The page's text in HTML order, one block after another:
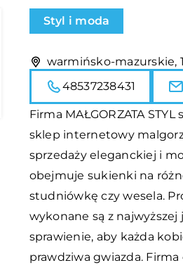
Styl i moda
warmińsko-mazurskie,
48537238431
Firma MAŁGORZATA
sklep internetowy
sprzedaży eleganckiej i
obejmuje sukienki na
studniówkę czy wesela.
wykonane są z najwyższej
sprawienie, aby każda
prawdziwa gwiazda.